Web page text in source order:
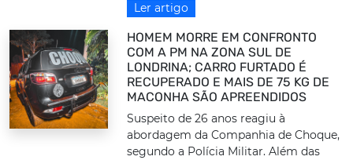
Ler artigo
HOMEM MORRE EM CONFRONTO
COM A PM NA ZONA SUL DE
LONDRINA; CARRO FURTADO É
RECUPERADO E MAIS DE 75 KG DE
MACONHA SÃO APREENDIDOS
Suspeito de 26 anos reagiu à
abordagem da Companhia de Choque,
segundo a Polícia Militar. Além das